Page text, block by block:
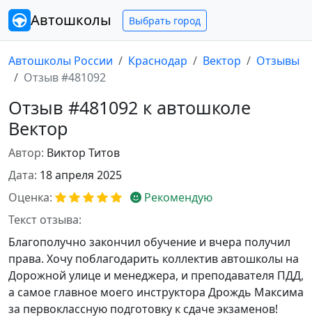
Автошколы Выбрать город
Автошколы России Краснодар Вектор
Отзывы
Отзыв #481092
Отзыв #481092 к автошколе
Вектор
Автор: Виктор Титов
Дата: 18 апреля 2025
Оценка:
Рекомендую
Текст отзыва:
Благополучно закончил обучение и вчера получил
права. Хочу поблагодарить коллектив автошколы на
Дорожной улице и менеджера, и преподавателя ПДД,
а самое главное моего инструктора Дрождь Максима
за первоклассную подготовку к сдаче экзаменов!